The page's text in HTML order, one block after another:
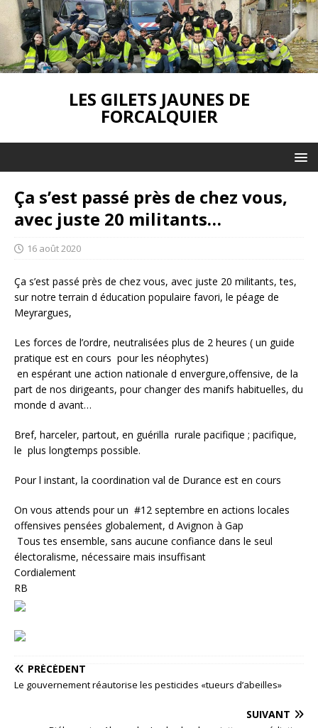
LES GILETS JAUNES DE
FORCALQUIER
Ça s’est passé près de chez vous,
avec juste 20 militants…
16 août 2020
Ça s’est passé près de chez vous, avec juste 20 militants, tes,
sur notre terrain d éducation populaire favori, le péage de
Meyrargues,
Les forces de l’ordre, neutralisées plus de 2 heures ( un guide
pratique est en cours pour les néophytes)
en espérant une action nationale d envergure,offensive, de la
part de nos dirigeants, pour changer des manifs habituelles, du
monde d avant…
Bref, harceler, partout, en guérilla rurale pacifique ; pacifique,
le plus longtemps possible.
Pour l instant, la coordination val de Durance est en cours
On vous attends pour un #12 septembre en actions locales
offensives pensées globalement, d Avignon à Gap
Tous tes ensemble, sans aucune confiance dans le seul
électoralisme, nécessaire mais insuffisant
Cordialement
RB
PRÉCÉDENT
Le gouvernement réautorise les pesticides «tueurs d’abeilles»
SUIVANT